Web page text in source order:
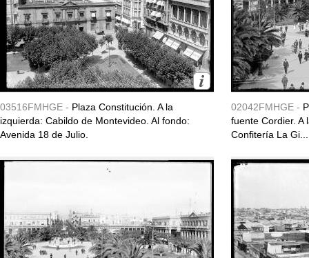
03516FMHGE - Plaza Constitución. A la
izquierda: Cabildo de Montevideo. Al fondo:
Avenida 18 de Julio.
02042FMHGE -
fuente Cordier. A
Confitería La Gi...